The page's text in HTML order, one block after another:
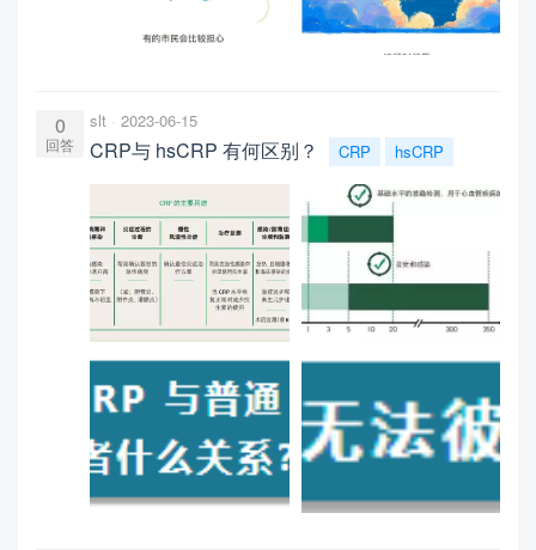
0
回答
slt 2023-06-15
CRP与 hsCRP 有何区别？ CRP hsCRP